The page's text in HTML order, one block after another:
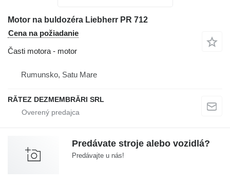
Motor na buldozéra Liebherr PR 712
Cena na požiadanie
Časti motora - motor
Rumunsko, Satu Mare
RĂTEZ DEZMEMBRĂRI SRL
Predávate stroje alebo vozidlá?
Predávajte u nás!